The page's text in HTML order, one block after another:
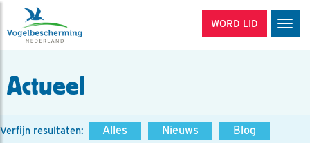
WORD LID
Actueel
Verfijn resultaten: Alles Nieuws
Blog